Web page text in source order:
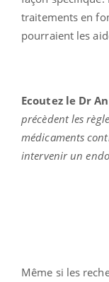
traitements en
pourraient les
Ecoutez le Dr
précèdent les
médicaments
intervenir un
Même si les